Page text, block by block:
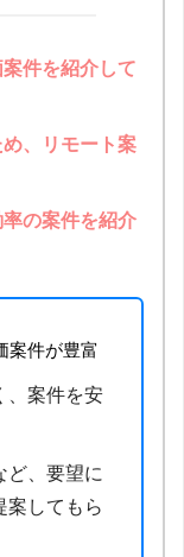
件を紹介して
、リモート案
の案件を紹介
案件が豊富
、案件を安
ど、要望に
案してもら